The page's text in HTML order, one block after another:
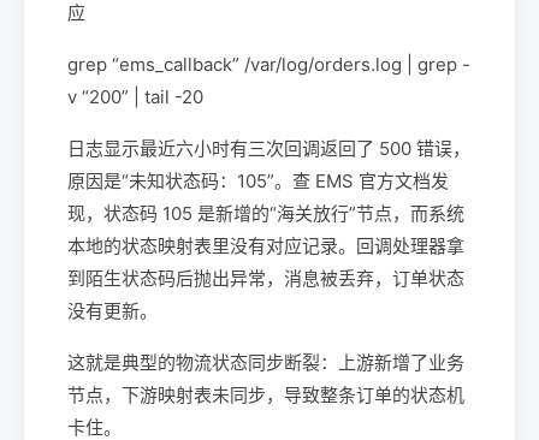
应
grep “ems_callback” /var/log/orders.log | grep -
v “200” | tail -20
日志显示最近六小时有三次回调返回了 500 错误，
原因是“未知状态码：105”。查 EMS 官方文档发
现，状态码 105 是新增的“海关放行”节点，而系统
本地的状态映射表里没有对应记录。回调处理器拿
到陌生状态码后抛出异常，消息被丢弃，订单状态
没有更新。
这就是典型的物流状态同步断裂：上游新增了业务
节点，下游映射表未同步，导致整条订单的状态机
卡住。